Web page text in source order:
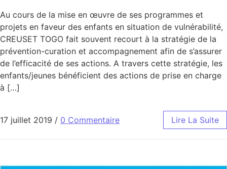
Au cours de la mise en œuvre de ses programmes et
projets en faveur des enfants en situation de vulnérabilité,
CREUSET TOGO fait souvent recourt à la stratégie de la
prévention-curation et accompagnement afin de s’assurer
de l’efficacité de ses actions. A travers cette stratégie, les
enfants/jeunes bénéficient des actions de prise en charge
à […]
17 juillet 2019 / 0 Commentaire Lire La Suite